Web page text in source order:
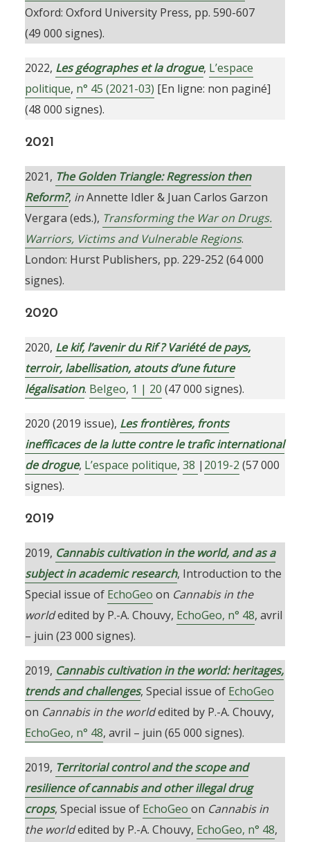
Oxford: Oxford University Press, pp. 590-607
(49 000 signes).
2022, Les géographes et la drogue, L’espace
politique, n° 45 (2021-03) [En ligne: non paginé]
(48 000 signes).
2021
2021, The Golden Triangle: Regression then
Reform?, inAnnette Idler & Juan Carlos Garzon
Vergara (eds.), Transforming the War on Drugs.
Warriors, Victims and Vulnerable Regions.
London: Hurst Publishers, pp. 229-252 (64 000
signes).
2020
2020, Le kif, l’avenir du Rif ? Variété de pays,
terroir, labellisation, atouts d’une future
légalisation. Belgeo, 1 | 20 (47 000 signes).
2020 (2019 issue), Les frontières, fronts
inefficaces de la lutte contre le trafic international
de drogue, L’espace politique, 38 | 2019-2 (57 000
signes).
2019
2019, Cannabis cultivation in the world, and as a
subject in academic research, Introduction to the
Special issue of EchoGeo on Cannabis in the
worldedited by P.-A. Chouvy, EchoGeo, n° 48, avril
– juin (23 000 signes).
2019, Cannabis cultivation in the world: heritages,
trends and challenges, Special issue of EchoGeo
on Cannabis in the worldedited by P.-A. Chouvy,
EchoGeo, n° 48, avril – juin (65 000 signes).
2019, Territorial control and the scope and
resilience of cannabis and other illegal drug
crops, Special issue of EchoGeo on Cannabis in
the worldedited by P.-A. Chouvy, EchoGeo, n° 48,